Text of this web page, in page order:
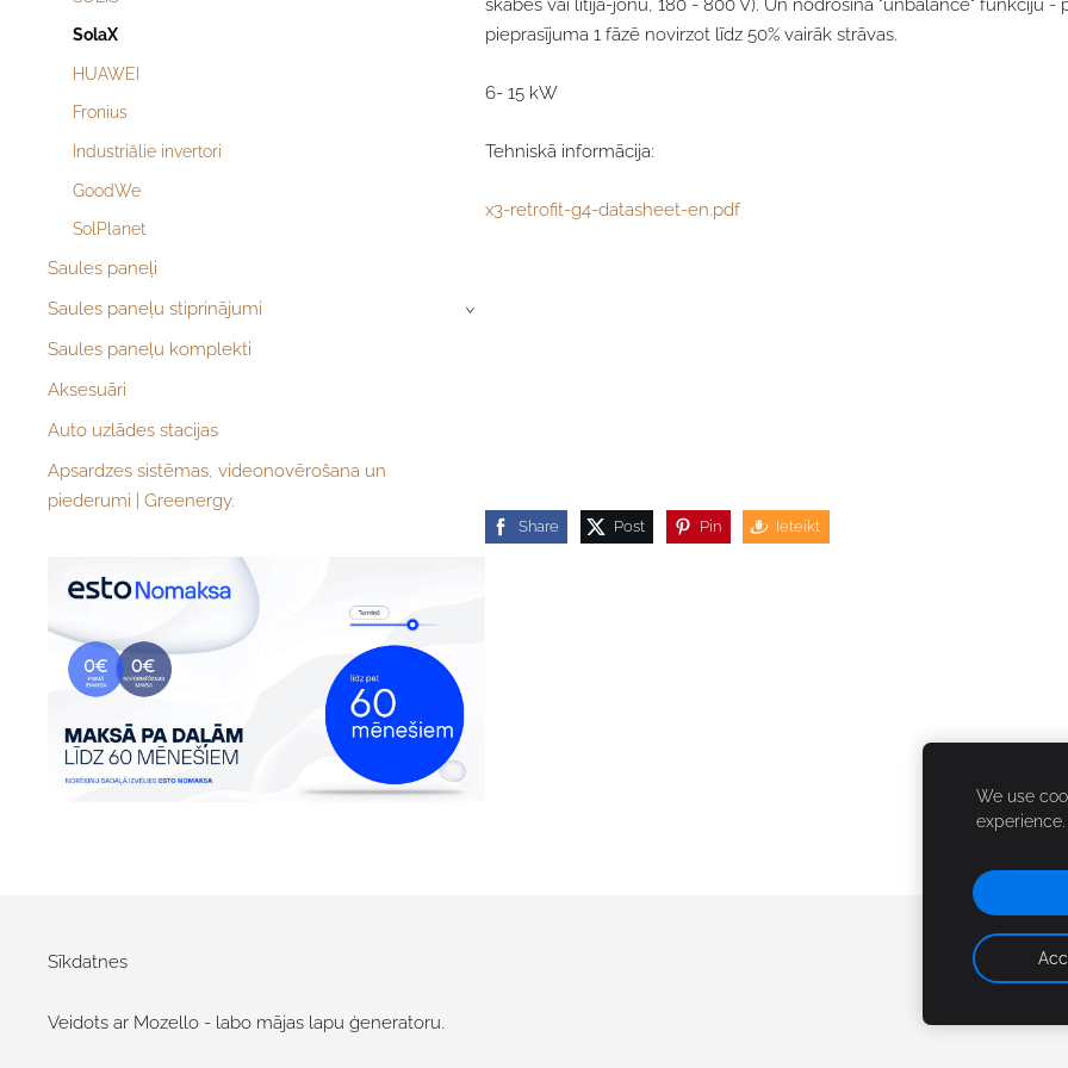
SolaX
HUAWEI
Fronius
Industriālie invertori
GoodWe
SolPlanet
Saules paneļi
Saules paneļu stiprinājumi
›
Saules paneļu komplekti
Aksesuāri
Auto uzlādes stacijas
Apsardzes sistēmas, videonovērošana un
piederumi | Greenergy.
skābes vai litija-jonu, 180 - 800 V). Un nodrošina "unbalance" funkciju -
pieprasījuma 1 fāzē novirzot līdz 50% vairāk strāvas.
6- 15 kW
Tehniskā informācija:
x3-retrofit-g4-datasheet-en.pdf
Share Post Pin Ieteikt
Sīkdatnes
Veidots ar Mozello - labo mājas lapu ģeneratoru.
We use
experience.